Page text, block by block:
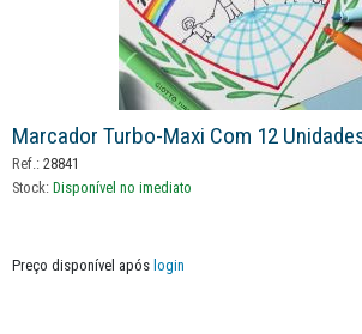
Marcador Turbo-Maxi Com 12
Ref.: 28841
Stock: Disponível no imediato
Preço disponível após login